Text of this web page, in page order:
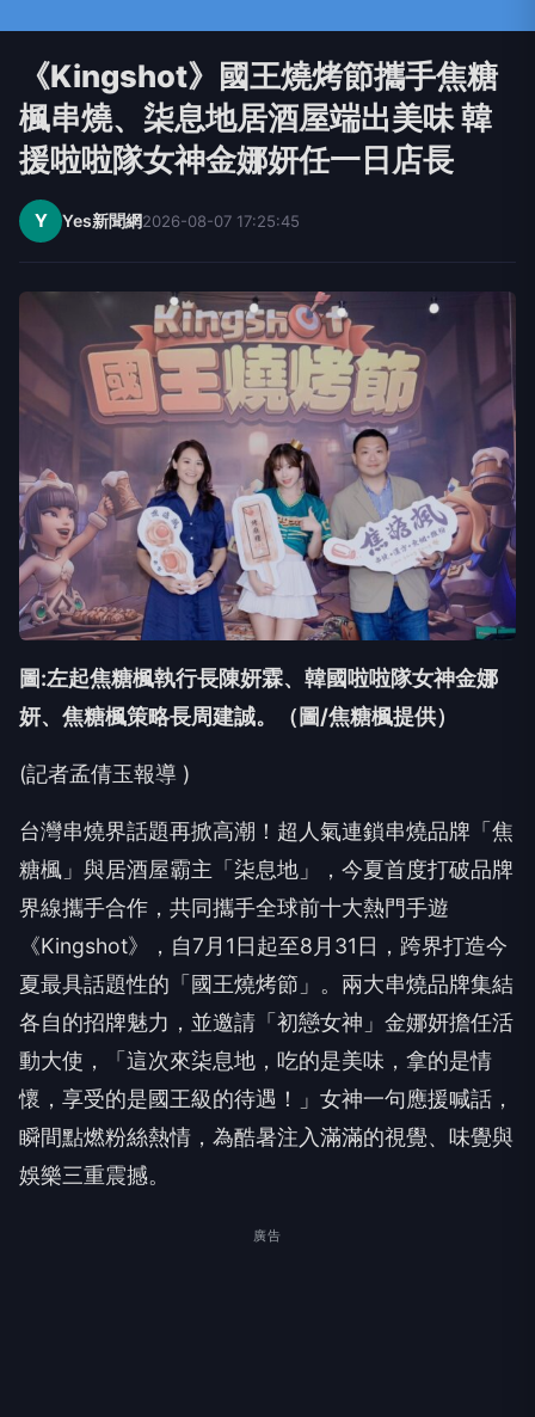
《Kingshot》國王燒烤節攜手焦糖
楓串燒、柒息地居酒屋端出美味 韓
援啦啦隊女神金娜妍任一日店長
Y Yes新聞網2026-08-07 17:25:45
圖:左起焦糖楓執行長陳妍霖、韓國啦啦隊女神金娜
妍、焦糖楓策略長周建誠。（圖/焦糖楓提供）
(記者孟倩玉報導 )
台灣串燒界話題再掀高潮！超人氣連鎖串燒品牌「焦
糖楓」與居酒屋霸主「柒息地」，今夏首度打破品牌
界線攜手合作，共同攜手全球前十大熱門手遊
《Kingshot》，自7月1日起至8月31日，跨界打造今
夏最具話題性的「國王燒烤節」。兩大串燒品牌集結
各自的招牌魅力，並邀請「初戀女神」金娜妍擔任活
動大使，「這次來柒息地，吃的是美味，拿的是情
懷，享受的是國王級的待遇！」女神一句應援喊話，
瞬間點燃粉絲熱情，為酷暑注入滿滿的視覺、味覺與
娛樂三重震撼。
廣告